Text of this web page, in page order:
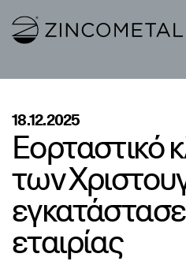
Link to homepage
18.12.2025
Εορταστικό
των
εταιρίας